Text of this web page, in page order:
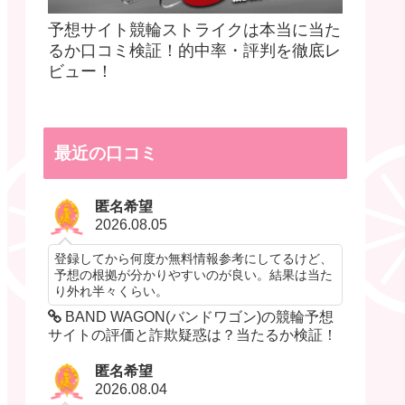
予想サイト競輪ストライクは本当に当た
るか口コミ検証！的中率・評判を徹底レ
ビュー！
最近の口コミ
匿名希望
2026.08.05
登録してから何度か無料情報参考にしてるけど、
予想の根拠が分かりやすいのが良い。結果は当た
り外れ半々くらい。
BAND WAGON(バンドワゴン)の競輪予想
サイトの評価と詐欺疑惑は？当たるか検証！
匿名希望
2026.08.04